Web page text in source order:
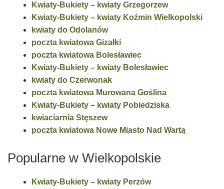
Kwiaty-Bukiety – kwiaty Grzegorzew
Kwiaty-Bukiety – kwiaty Koźmin Wielkopolski
kwiaty do Odolanów
poczta kwiatowa Gizałki
poczta kwiatowa Bolesławiec
Kwiaty-Bukiety – kwiaty Bolesławiec
kwiaty do Czerwonak
poczta kwiatowa Murowana Goślina
Kwiaty-Bukiety – kwiaty Pobiedziska
kwiaciarnia Stęszew
poczta kwiatowa Nowe Miasto Nad Wartą
Popularne w Wielkopolskie
Kwiaty-Bukiety – kwiaty Perzów